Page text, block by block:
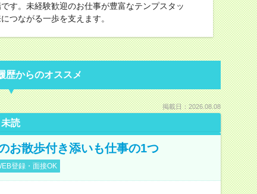
す。未経験歓迎のお仕事が豊富なテンプスタッ
つながる一歩を支えます。
歴からのオススメ
掲載日：2026.08.08
未読
お散歩付き添いも仕事の1つ
登録・面接OK